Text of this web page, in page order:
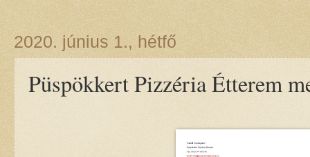
2020. június 1., hétfő
Püspökkert Pizzéria Étterem